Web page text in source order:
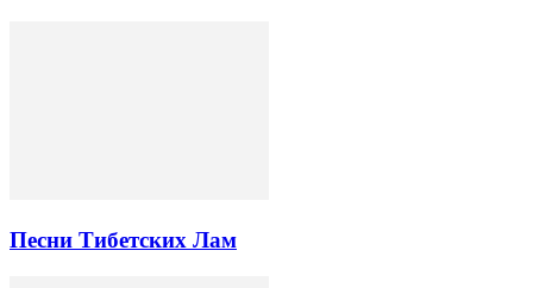
Песни Тибетских Лам